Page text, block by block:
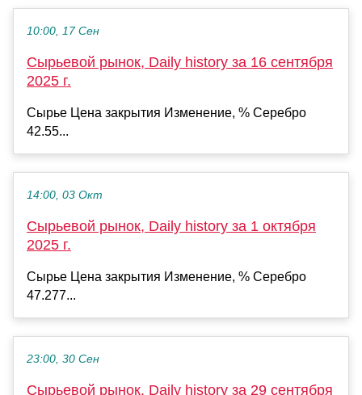
10:00, 17 Сен
Сырьевой рынок, Daily history за 16 сентября
2025 г.
Сырье Цена закрытия Изменение, % Серебро
42.55...
14:00, 03 Окт
Сырьевой рынок, Daily history за 1 октября
2025 г.
Сырье Цена закрытия Изменение, % Серебро
47.277...
23:00, 30 Сен
Сырьевой рынок, Daily history за 29 сентября